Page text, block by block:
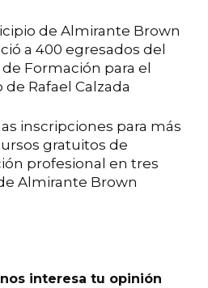
de Almirante Brown
a 400 egresados del
Formación para el
de Rafael Calzada
inscripciones para más
gratuitos de
profesional en tres
Almirante Brown
interesa tu opinión